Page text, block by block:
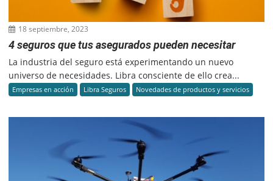
18 septiembre, 2023
4 seguros que tus asegurados pueden necesitar
La industria del seguro está experimentando un nuevo
universo de necesidades. Libra consciente de ello crea...
Empresas en acción Libra Seguros Novedades de productos y servicios